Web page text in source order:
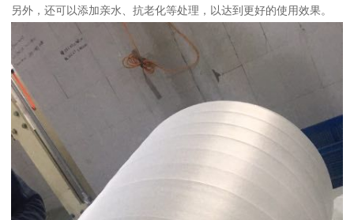
另外，还可以添加亲水、抗老化等处理，以达到更好的使用效果。